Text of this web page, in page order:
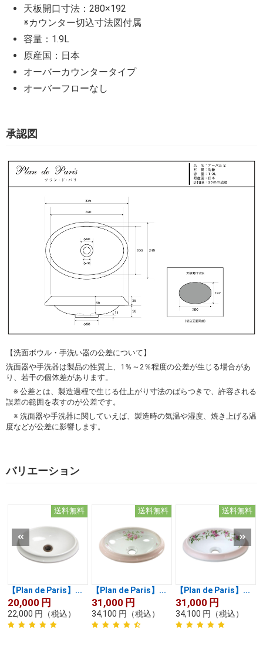
天板開口寸法：280×192
※カウンター切込寸法図付属
容量：1.9L
原産国：日本
オーバーカウンタータイプ
オーバーフローなし
承認図
【洗面ボウル・手洗い器の公差について】
洗面器や手洗器は製品の性質上、1％～2％程度の公差が生じる場合があ
り、若干の個体差があります。
※ 公差とは、製造過程で生じる仕上がり寸法のばらつきで、許容される
誤差の範囲を表すのが公差です。
※ 洗面器や手洗器に関していえば、製造時の気温や湿度、焼き上げる温
度などが公差に影響します。
バリエーション
送料無料
【Plan de Paris】...
20,000 円
22,000 円 （税込）
送料無料
【Plan de Paris】...
31,000 円
34,100 円 （税込）
送料無料
【Plan de Paris】...
31,000 円
34,100 円 （税込）